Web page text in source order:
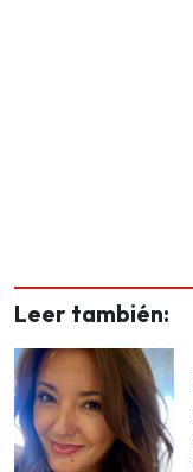
Leer también: